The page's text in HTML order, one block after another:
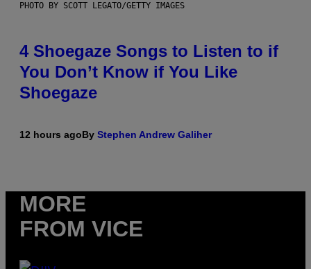
PHOTO BY SCOTT LEGATO/GETTY IMAGES
4 Shoegaze Songs to Listen to if
You Don’t Know if You Like
Shoegaze
12 hours agoBy Stephen Andrew Galiher
MORE
FROM VICE